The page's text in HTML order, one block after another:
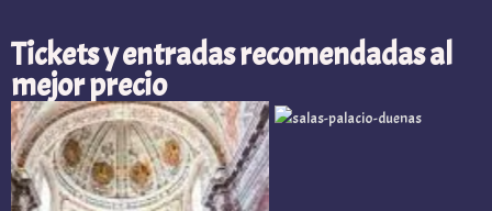
Tickets y entradas recomendadas al
mejor precio